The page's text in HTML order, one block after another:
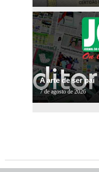
A arte de ser pai
7 de agosto de 2026